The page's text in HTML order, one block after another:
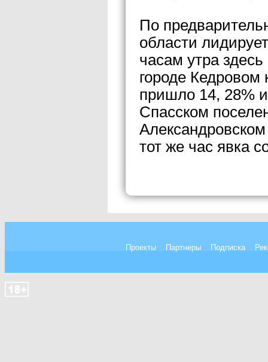
По
области
часам утра
городе Кедровом
пришло 14, 28%
Спасском
тот же час явка
Проекты Партнеры Подписка